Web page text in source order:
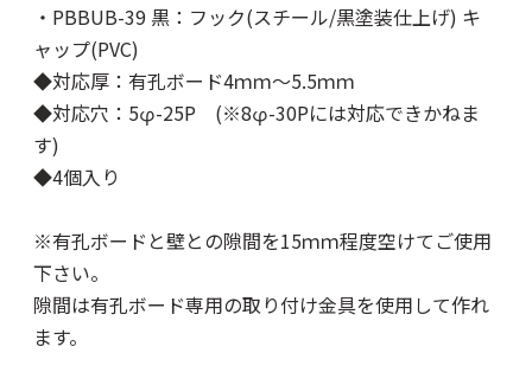
・PBBUB-39 黒：フック(スチール/黒塗装仕上げ) キ
ャップ(PVC)
◆対応厚：有孔ボード4ｍｍ～5.5ｍｍ
◆対応穴：5φ-25P (※8φ-30Pには対応できかねま
す)
◆4個入り
※有孔ボードと壁との隙間を15ｍｍ程度空けてご使用
下さい。
隙間は有孔ボード専用の取り付け金具を使用して作れ
ます。